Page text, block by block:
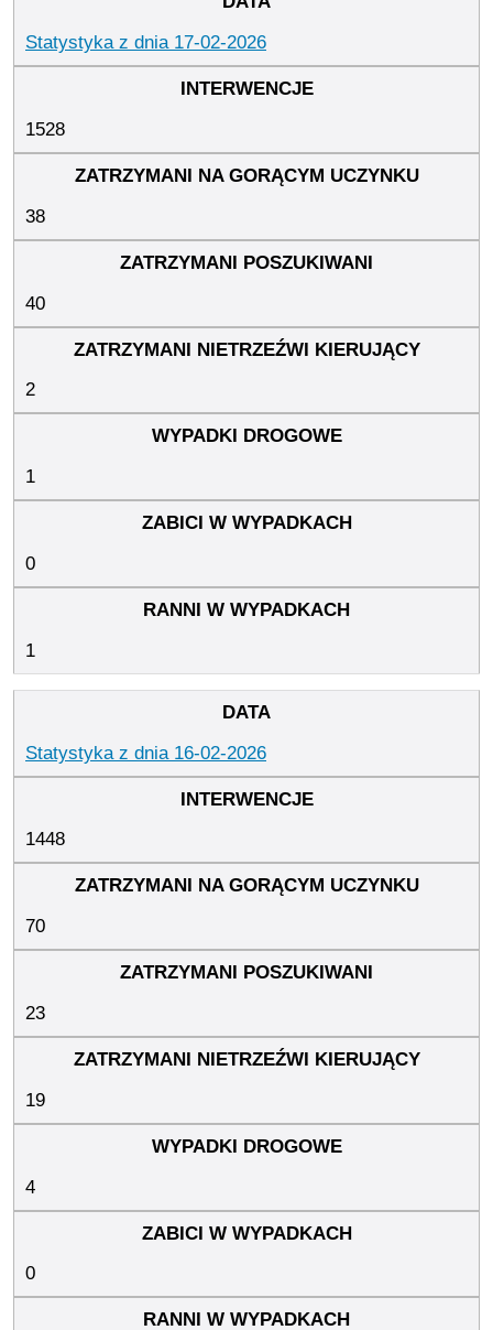
Statystyka z dnia 17-02-2026
1528
38
40
2
1
0
1
Statystyka z dnia 16-02-2026
1448
70
23
19
4
0